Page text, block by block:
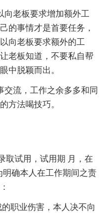
向老板要求增加额外工
的事情才是首要任务，
向老板要求额外的工
老板知道，不要私自帮
中脱颖而出。
交流，工作之余多多和同
方法喝技巧。
取试用，试用期 月，在
明确本人在工作期间之责
职业伤害，本人决不向